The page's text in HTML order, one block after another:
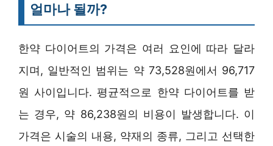
얼마나 될까?
한약 다이어트의 가격은 여러 요인에 따라 달라
지며, 일반적인 범위는 약 73,528원에서 96,717
원 사이입니다. 평균적으로 한약 다이어트를 받
는 경우, 약 86,238원의 비용이 발생합니다. 이
가격은 시술의 내용, 약재의 종류, 그리고 선택한